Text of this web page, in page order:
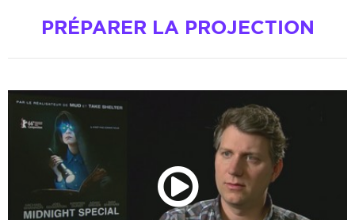
PRÉPARER LA PROJECTION